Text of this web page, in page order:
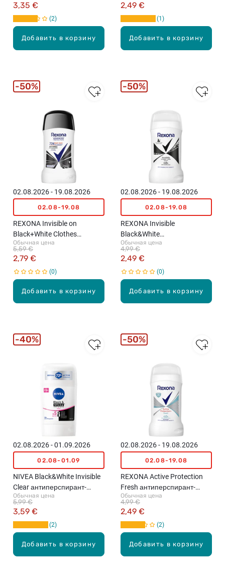
Добавить в корзину
3,35 €
2
Добавить в корзину
2,49 €
1
Добавить в корзину
02.08.2026 - 19.08.2026
02.08-19.08
REXONA Invisible on
Black+White Clothes
антиперспирант-карандаш,
50мл
Обычная цена
2,79 €
5,59 €
0
50%
Добавить в корзину
02.08.2026 - 19.08.2026
02.08-19.08
REXONA Invisible
Black&White
антиперспирант-карандаш,
50мл
Обычная цена
2,49 €
4,99 €
0
50%
Добавить в корзину
02.08.2026 - 01.09.2026
02.08-01.09
NIVEA Black&White Invisible
Clear антиперспирант-
карандаш, 50мл
Обычная цена
3,59 €
5,99 €
2
40%
Добавить в корзину
02.08.2026 - 19.08.2026
02.08-19.08
REXONA Active Protection
Fresh антиперспирант-
карандаш, 50мл
Обычная цена
2,49 €
4,99 €
2
50%